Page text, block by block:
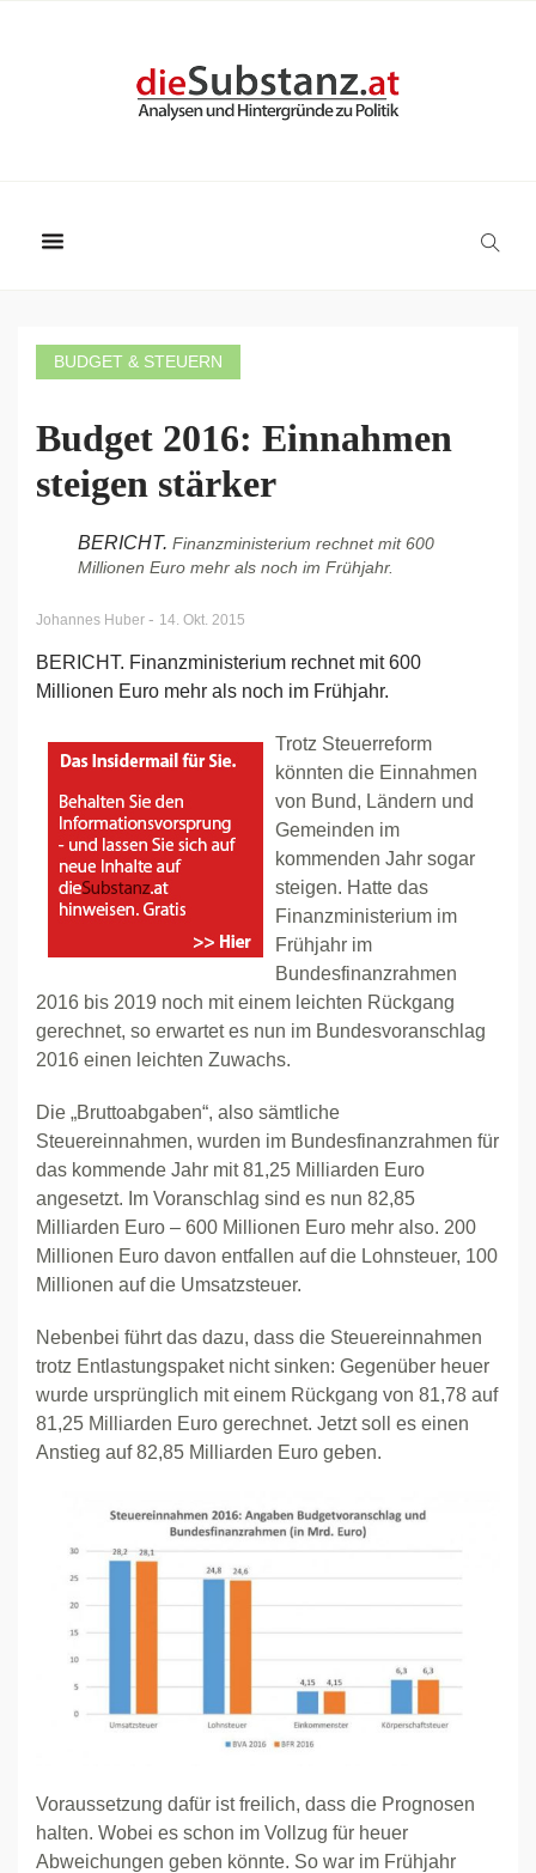
BUDGET & STEUERN
Budget 2016: Einnahmen
steigen stärker
BERICHT. Finanzministerium rechnet mit 600
Millionen Euro mehr als noch im Frühjahr.
Johannes Huber - 14. Okt. 2015
BERICHT. Finanzministerium rechnet mit 600
Millionen Euro mehr als noch im Frühjahr.
Trotz Steuerreform
könnten die Einnahmen
von Bund, Ländern und
Gemeinden im
kommenden Jahr sogar
steigen. Hatte das
Finanzministerium im
Frühjahr im
Bundesfinanzrahmen
2016 bis 2019 noch mit einem leichten Rückgang
gerechnet, so erwartet es nun im Bundesvoranschlag
2016 einen leichten Zuwachs.
Die „Bruttoabgaben“, also sämtliche
Steuereinnahmen, wurden im Bundesfinanzrahmen für
das kommende Jahr mit 81,25 Milliarden Euro
angesetzt. Im Voranschlag sind es nun 82,85
Milliarden Euro – 600 Millionen Euro mehr also. 200
Millionen Euro davon entfallen auf die Lohnsteuer, 100
Millionen auf die Umsatzsteuer.
Nebenbei führt das dazu, dass die Steuereinnahmen
trotz Entlastungspaket nicht sinken: Gegenüber heuer
wurde ursprünglich mit einem Rückgang von 81,78 auf
81,25 Milliarden Euro gerechnet. Jetzt soll es einen
Anstieg auf 82,85 Milliarden Euro geben.
Voraussetzung dafür ist freilich, dass die Prognosen
halten. Wobei es schon im Vollzug für heuer
Abweichungen geben könnte. So war im Frühjahr